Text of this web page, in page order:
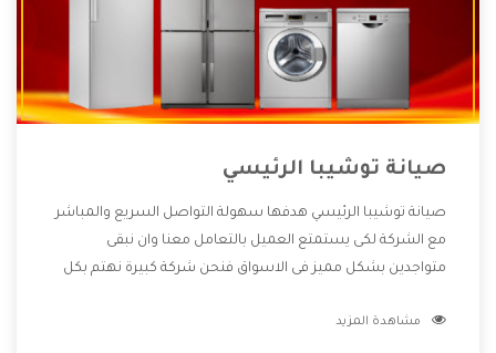
صيانة توشيبا الرئيسي
صيانة توشيبا الرئيسي هدفها سهولة التواصل السريع والمباشر
مع الشركة لكى يستمتع العميل بالتعامل معنا وان نبقى
متواجدين بشكل مميز فى الاسواق فنحن شركة كبيرة نهتم بكل
الشركة بها والتى تكون منها خدمة الصيانة التى تكون من أهم
مشاهدة المزيد